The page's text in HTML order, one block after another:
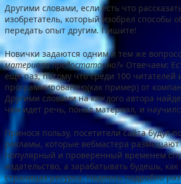
Другими словами, если есть что
изобретатель, который изобрел способы
передать опыт другим. Пишите!
Новички задаются одним и тем же
материала предостаточно?» Отвечаем:
еще раз, потому что среди 100 читателей
программированию(как пример) от
Другими словами на каждого автора
чем идет речь, понял материал, и
Принося пользу, посетители сайта будут
рекламы, которые вебмастера
популярный и проверенный временем
издательство, а зарабатывать будешь,
страницах ресурса. Надеюсь подробно